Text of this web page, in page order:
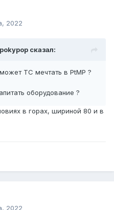
2022
сказал:
ТС мечтать в PtMP ?
оборудование ?
в горах, шириной 80 и в
2022